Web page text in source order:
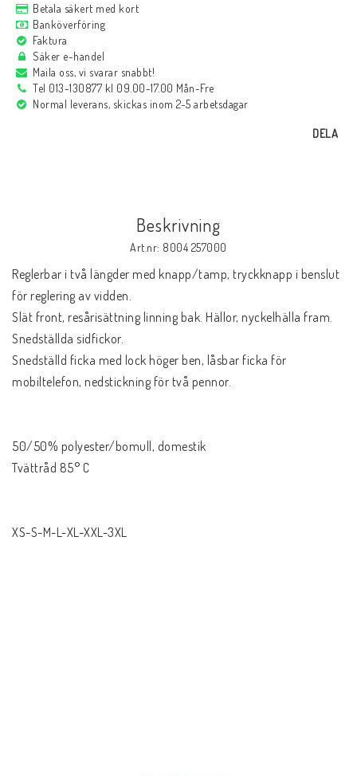
Betala säkert med kort
Banköverföring
Faktura
Säker e-handel
Maila oss, vi svarar snabbt!
Tel 013-130877 kl 09.00-17.00 Mån-Fre
Normal leverans, skickas inom 2-5 arbetsdagar
DELA
Beskrivning
Art.nr: 8004 257000
Reglerbar i två längder med knapp/tamp, tryckknapp i benslut
för reglering av vidden.
Slät front, resårisättning linning bak. Hällor, nyckelhälla fram.
Snedställda sidfickor.
Snedställd ficka med lock höger ben, låsbar ficka för
mobiltelefon, nedstickning för två pennor.
50/50% polyester/bomull, domestik
Tvättråd 85° C
XS-S-M-L-XL-XXL-3XL